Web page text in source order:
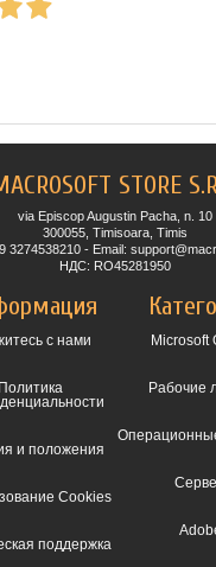
STORE
via Episcop Augustin Pacha, n. 10
300055, Timisoara, Timis
3274538210 - Email:
НДС: RO45281950
с нами
Политика
и положения
Cookies
поддержка
Microsoft
Рабочие